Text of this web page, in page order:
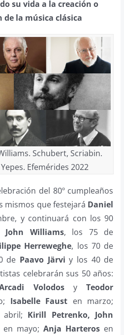
su vida a la creación o
la música clásica
Schubert, Scriabin.
Efemérides 2022
del 80º cumpleaños
mismos que festejará Daniel
y continuará con los 90
John Williams, los 75 de
Herreweghe, los 70 de
de Paavo Järvi y los 40 de
celebrarán sus 50 años:
Volodosy Teodor
Isabelle Faust en marzo;
abril; Kirill Petrenko, John
en mayo; Anja Harteros en